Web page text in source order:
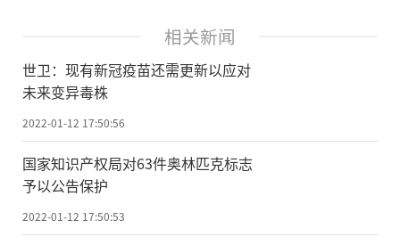
相关新闻
世卫：现有新冠疫苗还需更新以应对
未来变异毒株
2022-01-12 17:50:56
国家知识产权局对63件奥林匹克标志
予以公告保护
2022-01-12 17:50:53